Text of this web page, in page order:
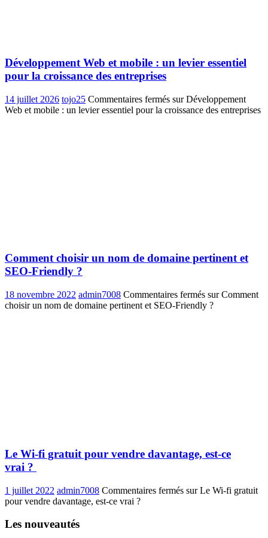
Développement Web et mobile : un levier essentiel
pour la croissance des entreprises
14 juillet 2026 tojo25 Commentaires fermés sur Développement
Web et mobile : un levier essentiel pour la croissance des entreprises
Comment choisir un nom de domaine pertinent et
SEO-Friendly ?
18 novembre 2022 admin7008 Commentaires fermés sur Comment
choisir un nom de domaine pertinent et SEO-Friendly ?
Le Wi-fi gratuit pour vendre davantage, est-ce
vrai ?
1 juillet 2022 admin7008 Commentaires fermés sur Le Wi-fi gratuit
pour vendre davantage, est-ce vrai ?
Les nouveautés